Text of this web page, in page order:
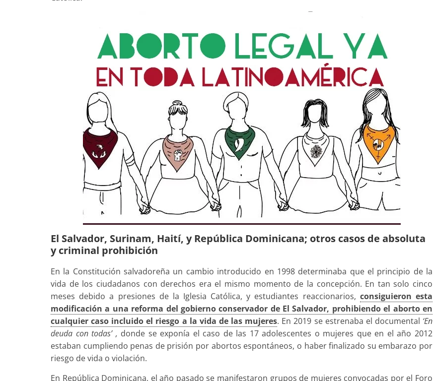
El Salvador, Surinam, Haití, y República Dominicana; otros casos de absoluta
y criminal prohibición
En la Constitución salvadoreña un cambio introducido en 1998 determinaba que el principio de la
vida de los ciudadanos con derechos era el mismo momento de la concepción. En tan solo cinco
meses debido a presiones de la Iglesia Católica, y estudiantes reaccionarios, consiguieron esta
modificación a una reforma del gobierno conservador de El Salvador, prohibiendo el aborto en
cualquier caso incluido el riesgo a la vida de las mujeres. En 2019 se estrenaba el documental ‘En
deuda con todas’ , donde se exponía el caso de las 17 adolescentes o mujeres que en el año 2012
estaban cumpliendo penas de prisión por abortos espontáneos, o haber finalizado su embarazo por
riesgo de vida o violación.
En República Dominicana, el año pasado se manifestaron grupos de mujeres convocadas por el Foro